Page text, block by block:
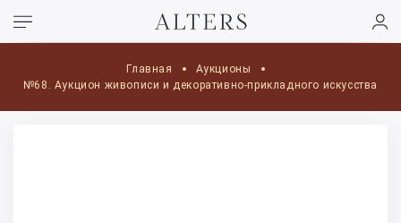
Главная
Аукционы
№68. Аукцион живописи и декоративно-прикладного искусства